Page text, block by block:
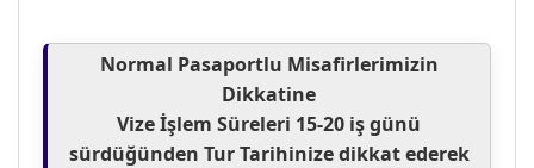
Normal Pasaportlu Misafirlerimizin
Dikkatine
Vize İşlem Süreleri 15-20 iş günü
sürdüğünden Tur Tarihinize dikkat ederek